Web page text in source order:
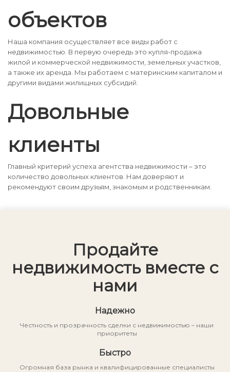
объектов
Наша компания осуществляет все виды работ с
недвижимостью. В первую очередь это купля-продажа
жилой и коммерческой недвижимости, земельных участков,
а также их аренда. Мы работаем с материнским капиталом и
другими видами жилищных субсидий.
Довольные
клиенты
Главный критерий успеха агентства недвижимости – это
количество довольных клиентов. Нам доверяют и
рекомендуют своим друзьям, знакомым и родственникам.
Продайте
недвижимость вместе с
нами
Надежно
Честность и прозрачность сделки с недвижимостью – наши
приоритеты
Быстро
Огромная база рынка и квалифицированные специалисты